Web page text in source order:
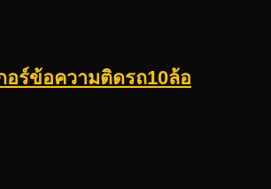
อร์ข้อความติดรถ10ล้อ